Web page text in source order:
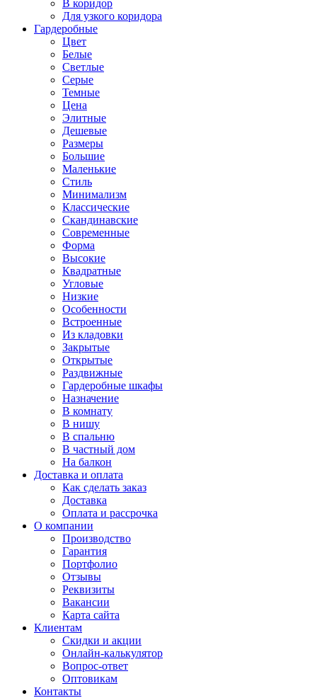
В коридор
Для узкого коридора
Гардеробные
Цвет
Белые
Светлые
Серые
Темные
Цена
Элитные
Дешевые
Размеры
Большие
Маленькие
Стиль
Минимализм
Классические
Скандинавские
Современные
Форма
Высокие
Квадратные
Угловые
Низкие
Особенности
Встроенные
Из кладовки
Закрытые
Открытые
Раздвижные
Гардеробные шкафы
Назначение
В комнату
В нишу
В спальню
В частный дом
На балкон
Доставка и оплата
Как сделать заказ
Доставка
Оплата и рассрочка
О компании
Производство
Гарантия
Портфолио
Отзывы
Реквизиты
Вакансии
Карта сайта
Клиентам
Скидки и акции
Онлайн-калькулятор
Вопрос-ответ
Оптовикам
Контакты